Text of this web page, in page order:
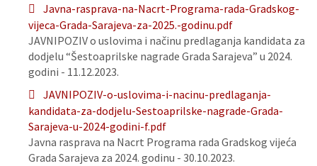
Javna-rasprava-na-Nacrt-Programa-rada-Gradskog-
vijeca-Grada-Sarajeva-za-2025.-godinu.pdf
JAVNIPOZIV o uslovima i načinu predlaganja kandidata za
dodjelu “Šestoaprilske nagrade Grada Sarajeva” u 2024.
godini - 11.12.2023.
JAVNIPOZIV-o-uslovima-i-nacinu-predlaganja-
kandidata-za-dodjelu-Sestoaprilske-nagrade-Grada-
Sarajeva-u-2024-godini-f.pdf
Javna rasprava na Nacrt Programa rada Gradskog vijeća
Grada Sarajeva za 2024. godinu - 30.10.2023.